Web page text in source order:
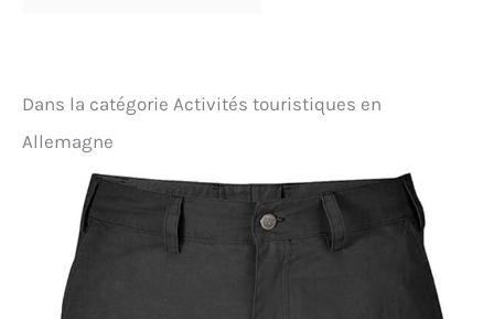
Dans la catégorie Activités touristiques en
Allemagne